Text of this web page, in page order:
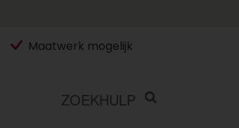
Maatwerk mogelijk
ZOEKHULP